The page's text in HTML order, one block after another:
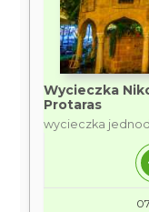
Wycieczka
Protaras
wycieczka